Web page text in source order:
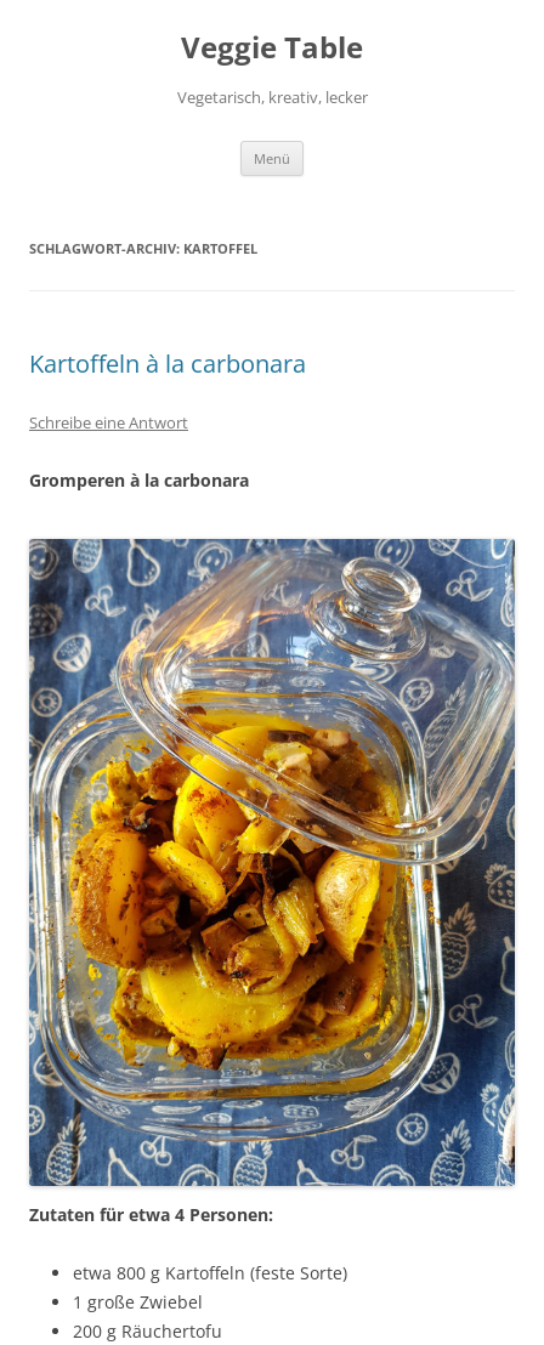
Veggie Table
Vegetarisch, kreativ, lecker
Menü
SCHLAGWORT-ARCHIV: KARTOFFEL
Kartoffeln à la carbonara
Schreibe eine Antwort
Gromperen à la carbonara
Zutaten für etwa 4 Personen:
etwa 800 g Kartoffeln (feste Sorte)
1 große Zwiebel
200 g Räuchertofu